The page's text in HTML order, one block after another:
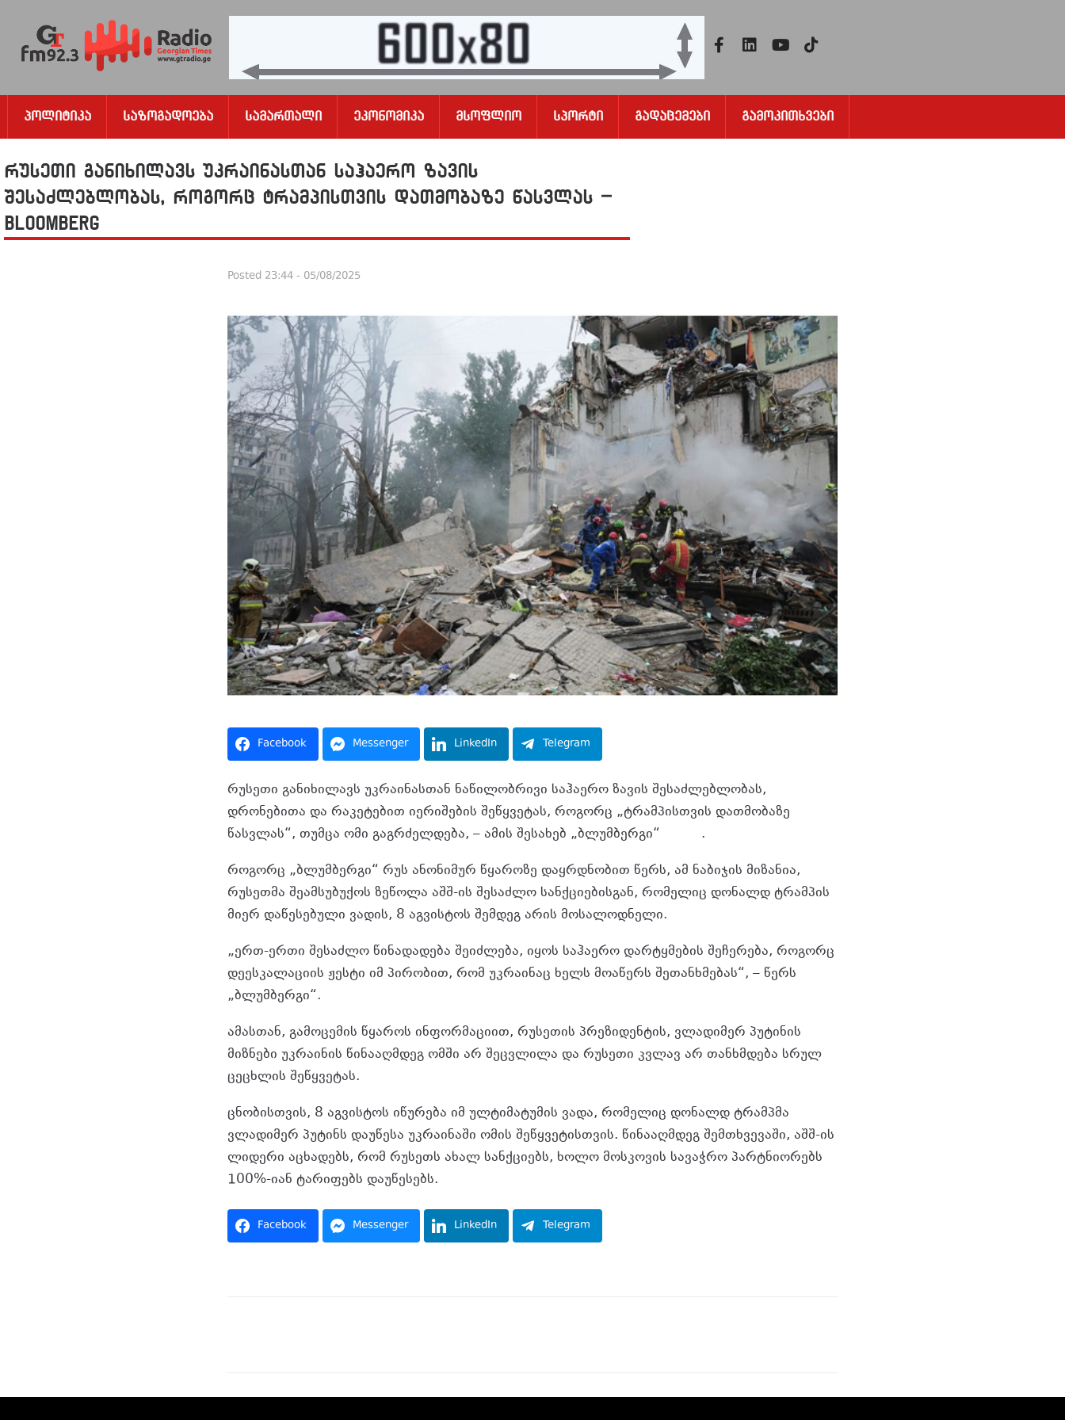
Პოლიტიკა Საზოგადოება Სამართალი Ეკონომიკა Მსოფლიო Სპორტი Გადაცემები Გამოკითხვები
რუსეთი განიხილავს უკრაინასთან საჰაერო ზავის
შესაძლებლობას, როგორც ტრამპისთვის დათმობაზე წასვლას –
Bloomberg
Posted 23:44 - 05/08/2025
Facebook Messenger LinkedIn Telegram
რუსეთი განიხილავს უკრაინასთან ნაწილობრივი საჰაერო ზავის შესაძლებლობას,
დრონებითა და რაკეტებით იერიშების შეწყვეტას, როგორც „ტრამპისთვის დათმობაზე
წასვლას“, თუმცა ომი გაგრძელდება, – ამის შესახებ „ბლუმბერგი“
.
როგორც „ბლუმბერგი“ რუს ანონიმურ წყაროზე დაყრდნობით წერს, ამ ნაბიჯის მიზანია,
რუსეთმა შეამსუბუქოს ზეწოლა აშშ-ის შესაძლო სანქციებისგან, რომელიც დონალდ ტრამპის
მიერ დაწესებული ვადის, 8 აგვისტოს შემდეგ არის მოსალოდნელი.
„ერთ-ერთი შესაძლო წინადადება შეიძლება, იყოს საჰაერო დარტყმების შეჩერება, როგორც
დეესკალაციის ჟესტი იმ პირობით, რომ უკრაინაც ხელს მოაწერს შეთანხმებას“, – წერს
„ბლუმბერგი“.
ამასთან, გამოცემის წყაროს ინფორმაციით, რუსეთის პრეზიდენტის, ვლადიმერ პუტინის
მიზნები უკრაინის წინააღმდეგ ომში არ შეცვლილა და რუსეთი კვლავ არ თანხმდება სრულ
ცეცხლის შეწყვეტას.
ცნობისთვის, 8 აგვისტოს იწურება იმ ულტიმატუმის ვადა, რომელიც დონალდ ტრამპმა
ვლადიმერ პუტინს დაუწესა უკრაინაში ომის შეწყვეტისთვის. წინააღმდეგ შემთხვევაში, აშშ-ის
ლიდერი აცხადებს, რომ რუსეთს ახალ სანქციებს, ხოლო მოსკოვის სავაჭრო პარტნიორებს
100%-იან ტარიფებს დაუწესებს.
Facebook Messenger LinkedIn Telegram